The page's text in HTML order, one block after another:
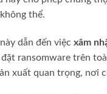
thể.
dẫn đến việcxâm
ransomware trên
xuất quan trọng, nơi